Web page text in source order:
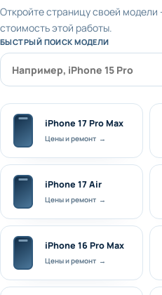
Откройте страницу своей модели
стоимость этой работы.
БЫСТРЫЙ ПОИСК МОДЕЛИ
iPhone 17 Pro Max
Цены и ремонт →
iPhone 17 Air
Цены и ремонт →
iPhone 16 Pro Max
Цены и ремонт →